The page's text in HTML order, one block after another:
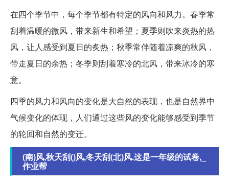
在四个季节中，每个季节都有特定的风向和风力。春季常
刮着温暖的微风，带来新生和希望；夏季则吹来炎热的热
风，让人感受到夏日的炙热；秋季常伴随着凉爽的秋风，
带走夏日的余热；冬季则刮着寒冷的北风，带来冰冷的寒
意。
四季的风力和风向的变化是大自然的表现，也是自然界中
气候变化的体现，人们通过这些风的变化能够感受到季节
的轮回和自然的变迁。
(南)风,秋天刮()风,冬天刮(北)风.这是一年级的试卷,_
作业帮